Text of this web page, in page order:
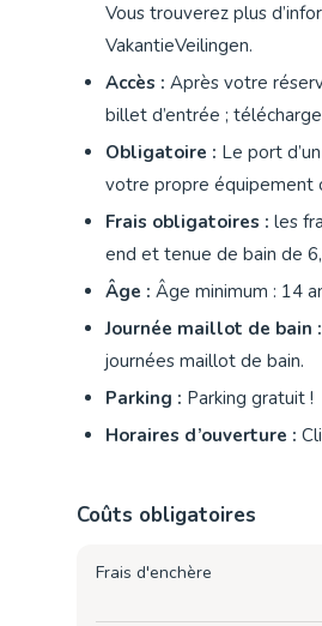
Vous trouverez plus
VakantieVeilingen.
Accès : Après votre
billet d’entrée ;
Obligatoire : Le port
votre propre équipement
Frais obligatoires : les
end et tenue de bain de
Âge : Âge minimum : 14
Journée maillot de bain :
journées maillot de bain.
Parking : Parking gratuit !
Horaires d’ouverture :
Coûts obligatoires
Frais d'enchère